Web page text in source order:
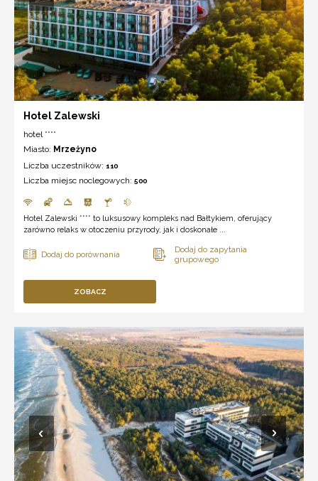
Hotel Zalewski
hotel ****
Miasto: Mrzeżyno
Liczba uczestników: 110
Liczba miejsc noclegowych: 500
Hotel Zalewski **** to luksusowy kompleks nad Bałtykiem, oferujący
zarówno relaks w otoczeniu przyrody, jak i doskonałe ...
ZOBACZ